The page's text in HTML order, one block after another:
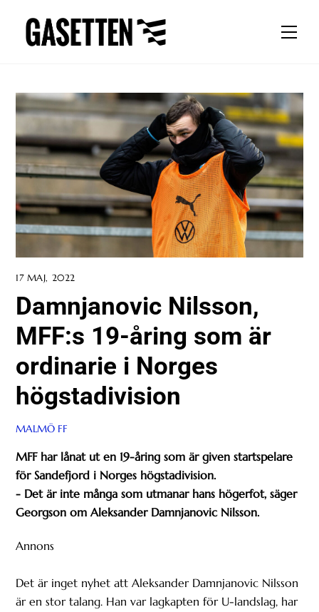
content
17 MAJ, 2022
Damnjanovic Nilsson,
MFF:s 19-åring som är
ordinarie i Norges
högstadivision
MALMÖ FF
MFF har lånat ut en 19-åring som är given startspelare
för Sandefjord i Norges högstadivision.
- Det är inte många som utmanar hans högerfot, säger
Georgson om Aleksander Damnjanovic Nilsson.
Annons
Det är inget nyhet att Aleksander Damnjanovic Nilsson
är en stor talang. Han var lagkapten för U-landslag, har